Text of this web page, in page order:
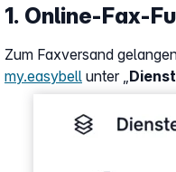
1. Online-Fax-
Zum Faxversand
my.easybell unter „